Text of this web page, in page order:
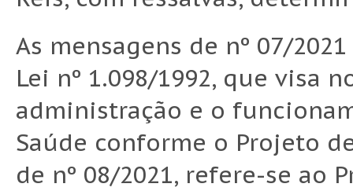
As mensagens de nº 07/
Lei nº 1.098/1992, que visa
administração e o
Saúde conforme o Projeto
de nº 08/2021, refere-se ao